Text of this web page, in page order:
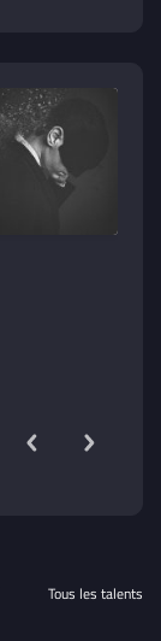
Tous les talents